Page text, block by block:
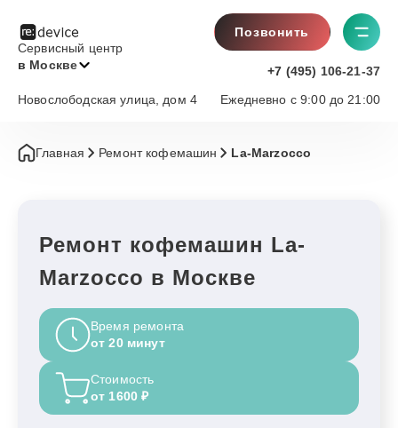
Сервисный центр
в Москве
Позвонить
+7 (495) 106-21-37
Ежедневно с 9:00 до 21:00
Новослободская улица, дом 4
Главная Ремонт кофемашин La-Marzocco
Ремонт кофемашин La-
Marzocco в Москве
Время ремонта
от 20 минут
Стоимость
от 1600 ₽